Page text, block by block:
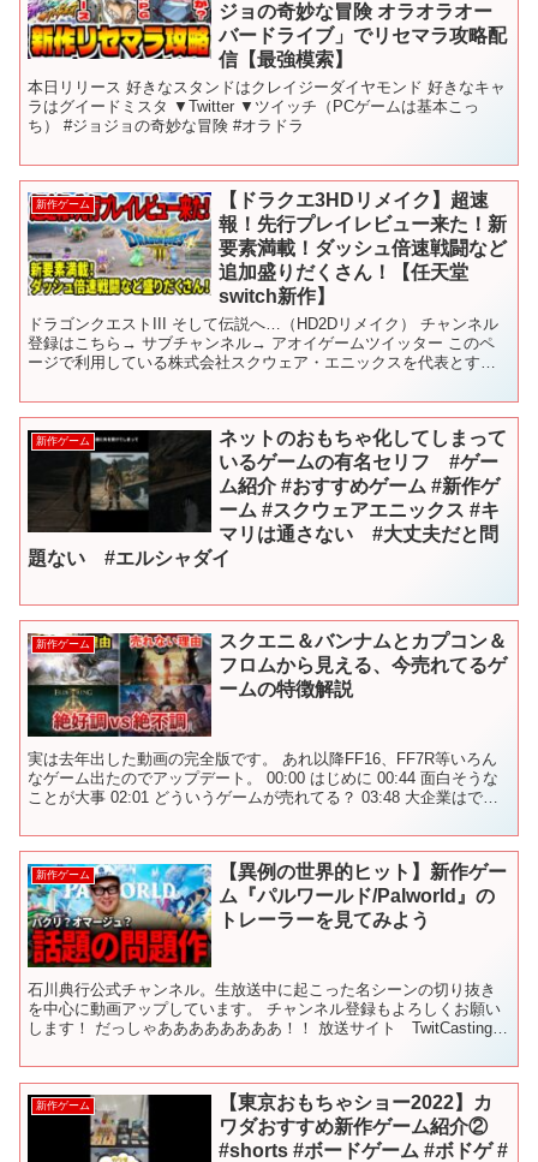
ジョの奇妙な冒険 オラオラオー
バードライブ」でリセマラ攻略配
信【最強模索】
本日リリース 好きなスタンドはクレイジーダイヤモンド 好きなキャ
ラはグイードミスタ ▼Twitter ▼ツイッチ（PCゲームは基本こっ
ち） #ジョジョの奇妙な冒険 #オラドラ
新作ゲーム
【ドラクエ3HDリメイク】超速
報！先行プレイレビュー来た！新
要素満載！ダッシュ倍速戦闘など
追加盛りだくさん！【任天堂
switch新作】
ドラゴンクエストIII そして伝説へ…（HD2Dリメイク） チャンネル
登録はこちら→ サブチャンネル→ アオイゲームツイッター このペ
ージで利用している株式会社スクウェア・エニックスを代表とする
新作ゲーム
ネットのおもちゃ化してしまって
いるゲームの有名セリフ #ゲー
ム紹介 #おすすめゲーム #新作ゲ
ーム #スクウェアエニックス #キ
マリは通さない #大丈夫だと問
題ない #エルシャダイ
新作ゲーム
スクエニ＆バンナムとカプコン＆
フロムから見える、今売れてるゲ
ームの特徴解説
実は去年出した動画の完全版です。 あれ以降FF16、FF7R等いろん
なゲーム出たのでアップデート。 00:00 はじめに 00:44 面白そうな
ことが大事 02:01 どういうゲームが売れてる？ 03:48 大企業はでか
新作ゲーム
【異例の世界的ヒット】新作ゲー
ム『パルワールド/Palworld』の
トレーラーを見てみよう
石川典行公式チャンネル。生放送中に起こった名シーンの切り抜き
を中心に動画アップしています。 チャンネル登録もよろしくお願い
します！ だっしゃああああああああ！！ 放送サイト TwitCasting
新作ゲーム
【東京おもちゃショー2022】カ
ワダおすすめ新作ゲーム紹介②
#shorts #ボードゲーム #ボドゲ #